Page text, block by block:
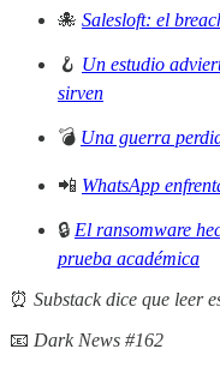
🐙 Salesloft: el
🪝 Un estudio
sirven
💣 Una guerra
📲 WhatsApp
🔒 El ransomware
prueba académica
⏰ Substack dice que leer
📧 Dark News #162